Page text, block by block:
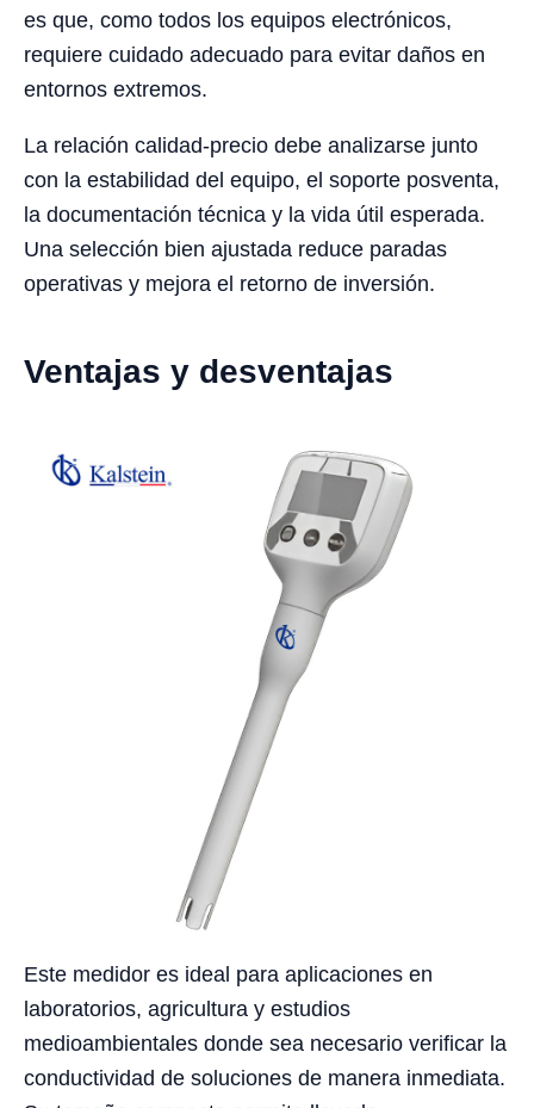
es que, como todos los equipos electrónicos,
requiere cuidado adecuado para evitar daños en
entornos extremos.
La relación calidad-precio debe analizarse junto
con la estabilidad del equipo, el soporte posventa,
la documentación técnica y la vida útil esperada.
Una selección bien ajustada reduce paradas
operativas y mejora el retorno de inversión.
Ventajas y desventajas
Este medidor es ideal para aplicaciones en
laboratorios, agricultura y estudios
medioambientales donde sea necesario verificar la
conductividad de soluciones de manera inmediata.